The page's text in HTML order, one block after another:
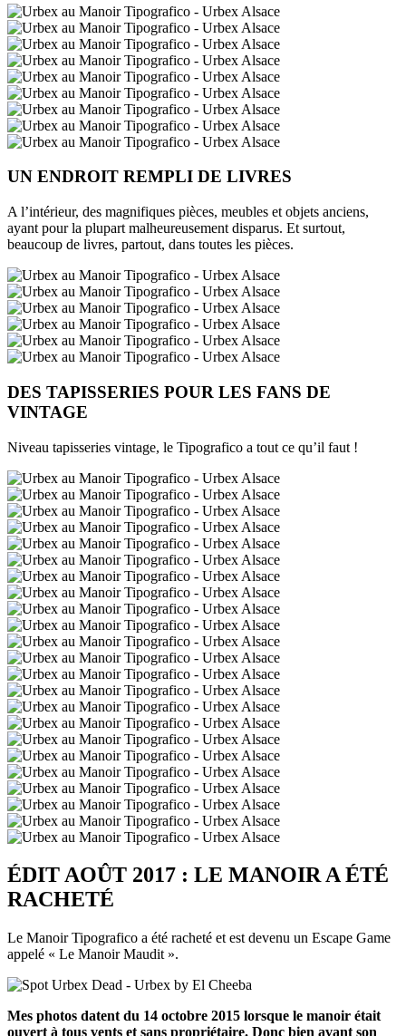
UN ENDROIT REMPLI DE LIVRES
A l’intérieur, des magnifiques pièces, meubles et objets anciens,
ayant pour la plupart malheureusement disparus. Et surtout,
beaucoup de livres, partout, dans toutes les pièces.
DES TAPISSERIES POUR LES FANS DE
VINTAGE
Niveau tapisseries vintage, le Tipografico a tout ce qu’il faut !
ÉDIT AOÛT 2017 : LE MANOIR A ÉTÉ
RACHETÉ
Le Manoir Tipografico a été racheté et est devenu un Escape Game
appelé « Le Manoir Maudit ».
Mes photos datent du 14 octobre 2015 lorsque le manoir était
ouvert à tous vents et sans propriétaire. Donc bien avant son